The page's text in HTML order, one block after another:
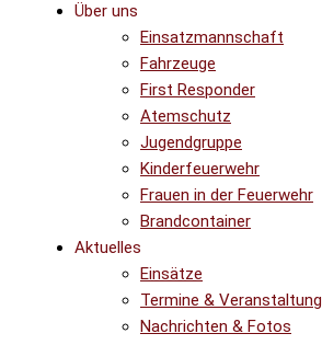
Über uns
Einsatzmannschaft
Fahrzeuge
First Responder
Atemschutz
Jugendgruppe
Kinderfeuerwehr
Frauen in der Feuerwehr
Brandcontainer
Aktuelles
Einsätze
Termine &
Nachrichten & Fotos